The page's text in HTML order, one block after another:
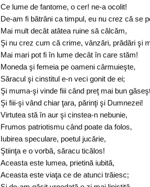
Ce lume de fantome, o cer! ne-a ocolit!
De-am fi bătrâni ca timpul, eu nu crez că se
Mai mult decât atâtea ruine să călcăm,
Şi nu crez cum că crime, vânzări, prădări şi
Mai mari pot fi în lume decât în care stăm!
Moneda şi femeia pe oameni cârmuieşte,
Săracul şi cinstitul e-n veci gonit de ei;
Şi muma-şi vinde fiii când preţ mai bun
Şi fiii-şi vând chiar ţara, părinţi şi Dumnezei!
Virtutea stă în aur şi cinstea-n nebunie,
Frumos patriotismu când poate da folos,
Iubirea speculare, poetul jucărie,
Ştiinţa e o vorbă, săracu ticălos!
Aceasta este lumea, prietină iubită,
Aceasta este viaţa ce de atunci trăiesc;